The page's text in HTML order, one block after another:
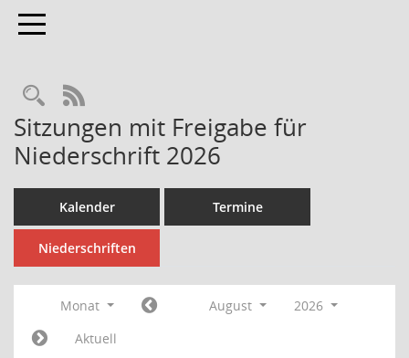
Toggle navigation
Rechercheauswahl
RSS-Feed
Sitzungen mit Freigabe für
Niederschrift 2026
Kalender Termine
Niederschriften
Monat August
2026
Aktuell